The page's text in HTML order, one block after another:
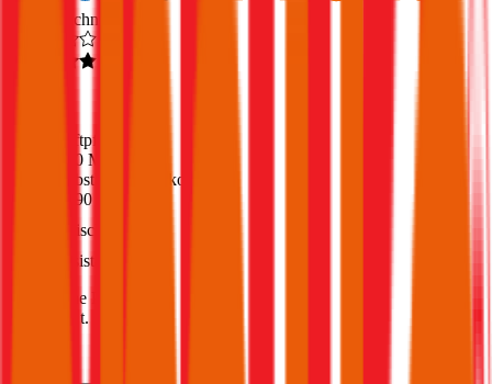
Ausgezeichnet
Haftpflicht
€ 20 Mio.
Selbstbehalt Kasko
€ 390
Freischaden
Assistance
Monatliche Prämie
inkl. mVSt.